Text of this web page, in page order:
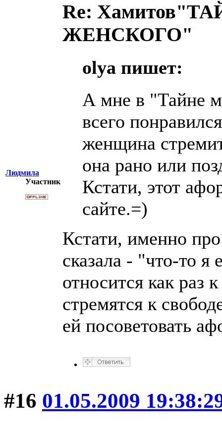
Людмила
Участник
Re:
ЖЕНСКОГО"
olya пишет:
А мне в "Тайне
всего
женщина
она рано или
Кстати, этот
сайте.=)
Кстати, именно
сказала - "что-то
относится как раз
стремятся к
ей посоветовать
#16 01.05.2009